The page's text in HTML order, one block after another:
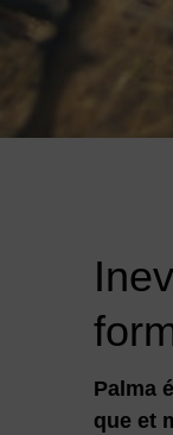
Palma
que et